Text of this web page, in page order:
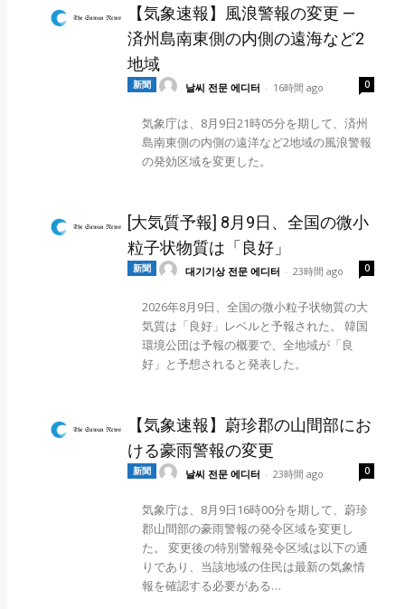
【気象速報】風浪警報の変更 —
済州島南東側の内側の遠海など2
地域
新聞 날씨 전문 에디터 - 16時間 ago 0
気象庁は、8月9日21時05分を期して、済州
島南東側の内側の遠洋など2地域の風浪警報
の発効区域を変更した。
[大気質予報] 8月9日、全国の微小
粒子状物質は「良好」
新聞 대기기상 전문 에디터 - 23時間 ago 0
2026年8月9日、全国の微小粒子状物質の大
気質は「良好」レベルと予報された。 韓国
環境公団は予報の概要で、全地域が「良
好」と予想されると発表した。
【気象速報】蔚珍郡の山間部にお
ける豪雨警報の変更
新聞 날씨 전문 에디터 - 23時間 ago 0
気象庁は、8月9日16時00分を期して、蔚珍
郡山間部の豪雨警報の発令区域を変更し
た。 変更後の特別警報発令区域は以下の通
りであり、当該地域の住民は最新の気象情
報を確認する必要がある…